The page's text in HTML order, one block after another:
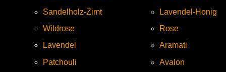
Sandelholz-Zimt
Wildrose
Lavendel
Patchouli
Lavendel-Honig
Rose
Aramati
Avalon